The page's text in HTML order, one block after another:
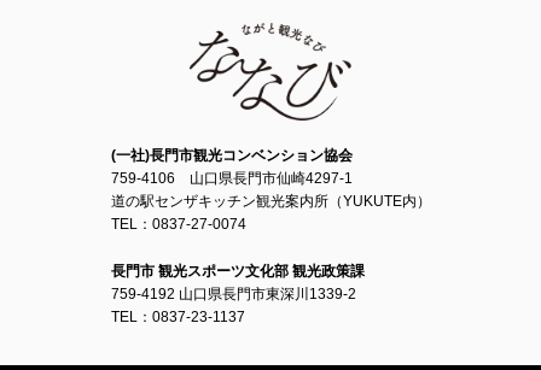
(一社)長門市観光コンベンション協会
759-4106 山口県長門市仙崎4297-1
道の駅センザキッチン観光案内所（YUKUTE内）
TEL：0837-27-0074
長門市 観光スポーツ文化部 観光政策課
759-4192 山口県長門市東深川1339-2
TEL：0837-23-1137